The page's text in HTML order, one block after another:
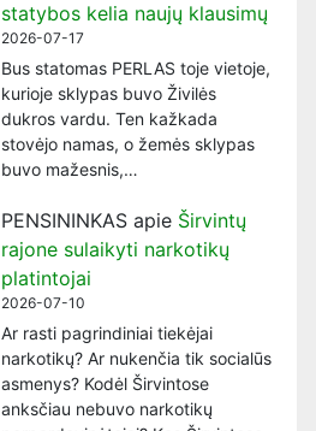
statybos kelia naujų klausimų
2026-07-17
Bus statomas PERLAS toje vietoje,
kurioje sklypas buvo Živilės
dukros vardu. Ten kažkada
stovėjo namas, o žemės sklypas
buvo mažesnis,…
PENSININKAS apie Širvintų
rajone sulaikyti narkotikų
platintojai
2026-07-10
Ar rasti pagrindiniai tiekėjai
narkotikų? Ar nukenčia tik socialūs
asmenys? Kodėl Širvintose
anksčiau nebuvo narkotikų